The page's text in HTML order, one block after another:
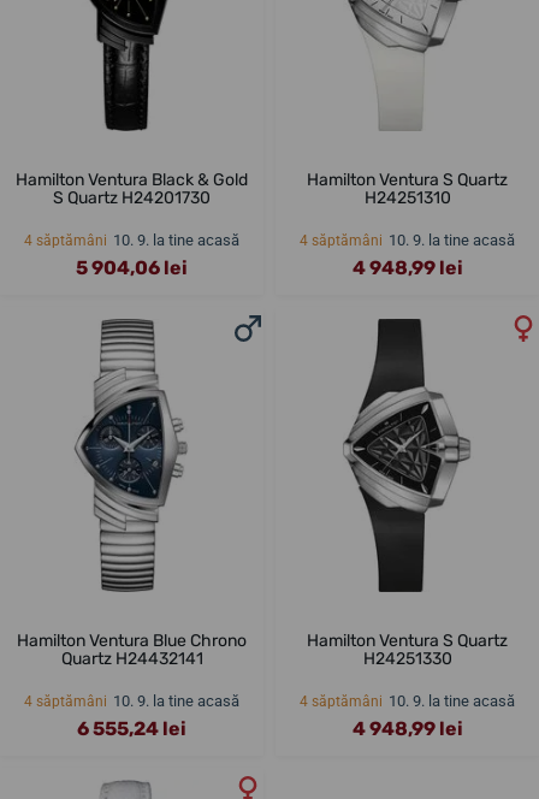
Hamilton Ventura Black & Gold
S Quartz H24201730
4 săptămâni 10. 9. la tine acasă
5 904,06 lei
Hamilton Ventura S Quartz
H24251310
4 săptămâni 10. 9. la tine acasă
4 948,99 lei
Hamilton Ventura Blue Chrono
Quartz H24432141
4 săptămâni 10. 9. la tine acasă
6 555,24 lei
Hamilton Ventura S Quartz
H24251330
4 săptămâni 10. 9. la tine acasă
4 948,99 lei